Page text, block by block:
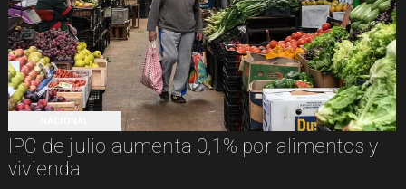
IPC de julio aumenta 0,1% por alimentos y
vivienda